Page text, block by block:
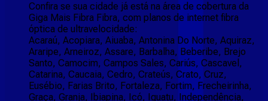
Confira se sua cidade já está na área de cobertura da
Giga Mais Fibra Fibra, com planos de internet fibra
óptica de ultravelocidade:
Acaraú, Acopiara, Aiuaba, Antonina Do Norte, Aquiraz,
Araripe, Arneiroz, Assare, Barbalha, Beberibe, Brejo
Santo, Camocim, Campos Sales, Cariús, Cascavel,
Catarina, Caucaia, Cedro, Crateús, Crato, Cruz,
Eusébio, Farias Brito, Fortaleza, Fortim, Frecheirinha,
Graça, Granja, Ibiapina, Icó, Iguatu, Independência,